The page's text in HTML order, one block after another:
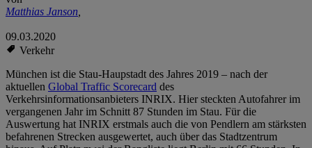
Matthias Janson,
09.03.2020
Verkehr
München ist die Stau-Haupstadt des Jahres 2019 – nach der
aktuellen Global Traffic Scorecard des
Verkehrsinformationsanbieters INRIX. Hier steckten Autofahrer im
vergangenen Jahr im Schnitt 87 Stunden im Stau. Für die
Auswertung hat INRIX erstmals auch die von Pendlern am stärksten
befahrenen Strecken ausgewertet, auch über das Stadtzentrum